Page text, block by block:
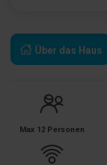
Über das Haus
Max 12 Personen